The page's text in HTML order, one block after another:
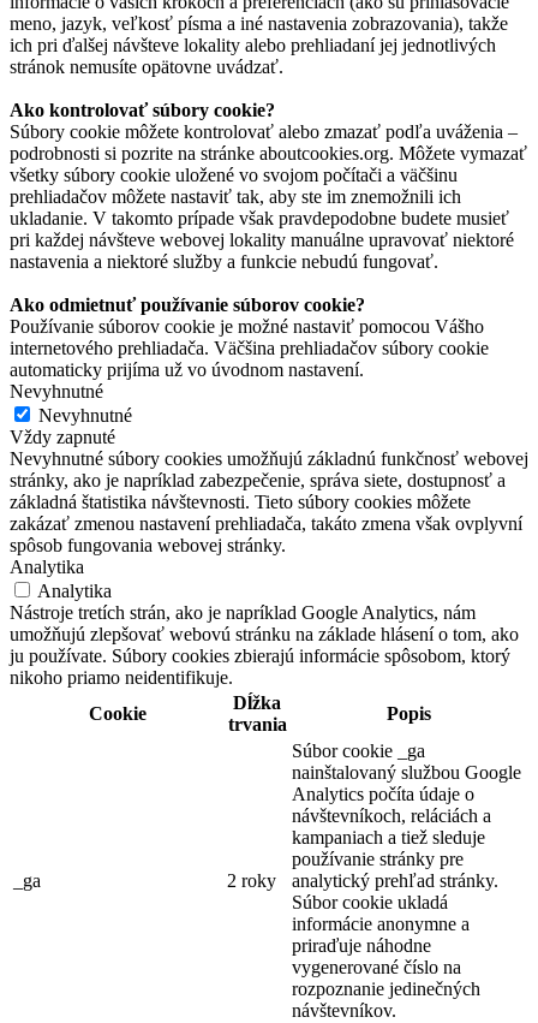
meno, jazyk, veľkosť písma a iné nastavenia zobrazovania), takže
ich pri ďalšej návšteve lokality alebo prehliadaní jej jednotlivých
stránok nemusíte opätovne uvádzať.
Ako kontrolovať súbory cookie?
Súbory cookie môžete kontrolovať alebo zmazať podľa uváženia –
podrobnosti si pozrite na stránke aboutcookies.org. Môžete vymazať
všetky súbory cookie uložené vo svojom počítači a väčšinu
prehliadačov môžete nastaviť tak, aby ste im znemožnili ich
ukladanie. V takomto prípade však pravdepodobne budete musieť
pri každej návšteve webovej lokality manuálne upravovať niektoré
nastavenia a niektoré služby a funkcie nebudú fungovať.
Ako odmietnuť používanie súborov cookie?
Používanie súborov cookie je možné nastaviť pomocou Vášho
internetového prehliadača. Väčšina prehliadačov súbory cookie
automaticky prijíma už vo úvodnom nastavení.
Nevyhnutné
Nevyhnutné
Vždy zapnuté
Nevyhnutné súbory cookies umožňujú základnú funkčnosť webovej
stránky, ako je napríklad zabezpečenie, správa siete, dostupnosť a
základná štatistika návštevnosti. Tieto súbory cookies môžete
zakázať zmenou nastavení prehliadača, takáto zmena však ovplyvní
spôsob fungovania webovej stránky.
Analytika
Analytika
Nástroje tretích strán, ako je napríklad Google Analytics, nám
umožňujú zlepšovať webovú stránku na základe hlásení o tom, ako
ju používate. Súbory cookies zbierajú informácie spôsobom, ktorý
nikoho priamo neidentifikuje.
Cookie
Dĺžka
trvania
Popis
_ga 2 roky
Súbor cookie _ga
nainštalovaný službou Google
Analytics počíta údaje o
návštevníkoch, reláciách a
kampaniach a tiež sleduje
používanie stránky pre
analytický prehľad stránky.
Súbor cookie ukladá
informácie anonymne a
priraďuje náhodne
vygenerované číslo na
rozpoznanie jedinečných
návštevníkov.